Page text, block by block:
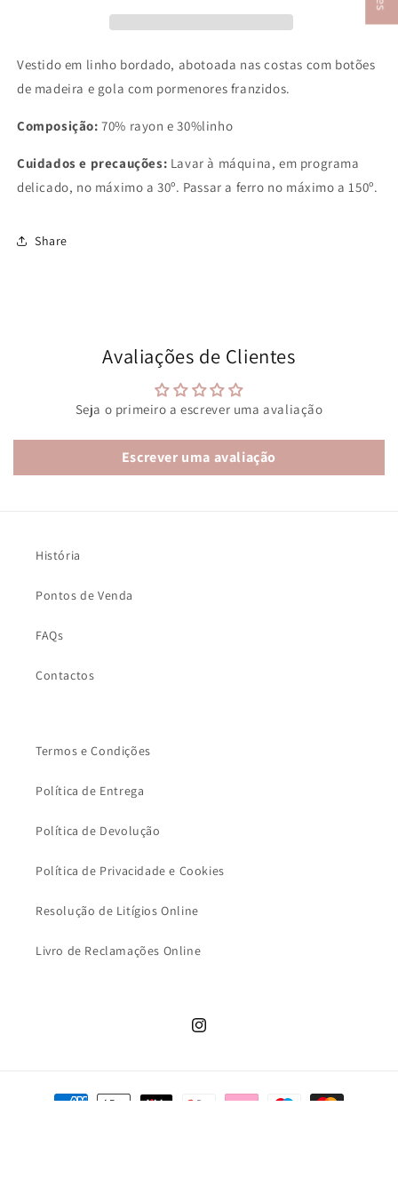
Vestido em linho bordado, abotoada nas costas com botões
de madeira e gola com pormenores franzidos.
Composição: 70% rayon e 30%linho
Cuidados e precauções: Lavar à máquina, em programa
delicado, no máximo a 30º. Passar a ferro no máximo a 150º.
Share
Avaliações de Clientes
Seja o primeiro a escrever uma avaliação
Escrever uma avaliação
História
Pontos de Venda
FAQs
Contactos
Termos e Condições
Política de Entrega
Política de Devolução
Política de Privacidade e Cookies
Resolução de Litígios Online
Livro de Reclamações Online
Instagram
Métodos